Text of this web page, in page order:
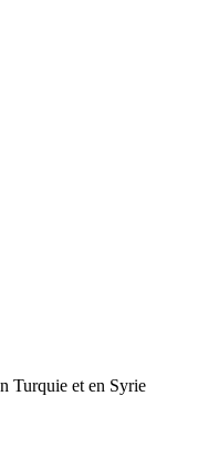
Turquie et en Syrie